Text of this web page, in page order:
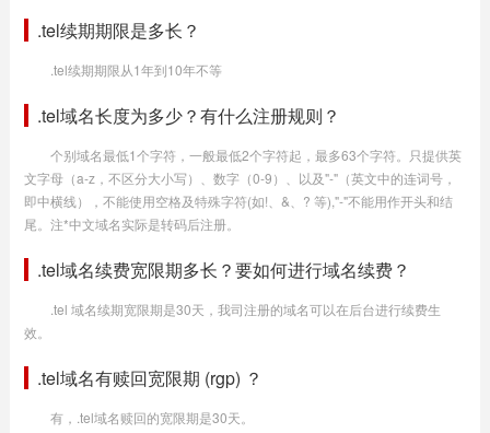
.tel续期期限是多长？
.tel续期期限从1年到10年不等
.tel域名长度为多少？有什么注册规则？
个别域名最低1个字符，一般最低2个字符起，最多63个字符。只提供英
文字母（a-z，不区分大小写）、数字（0-9）、以及"-"（英文中的连词号，
即中横线），不能使用空格及特殊字符(如!、&、? 等),"-"不能用作开头和结
尾。注*中文域名实际是转码后注册。
.tel域名续费宽限期多长？要如何进行域名续费？
.tel 域名续期宽限期是30天，我司注册的域名可以在后台进行续费生
效。
.tel域名有赎回宽限期 (rgp) ？
有，.tel域名赎回的宽限期是30天。